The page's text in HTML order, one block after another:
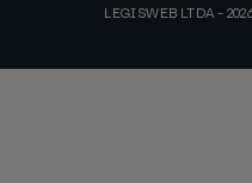
LEGISWEB LTDA -